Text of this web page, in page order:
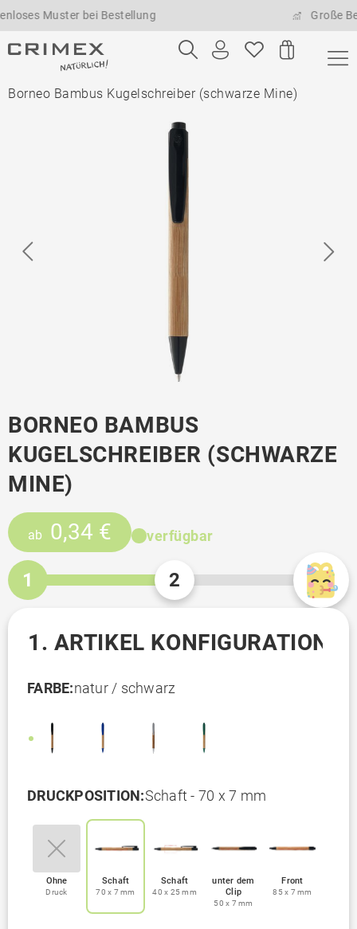
Muster bei Bestellung Große
Borneo Bambus Kugelschreiber (schwarze Mine)
BORNEO BAMBUS
KUGELSCHREIBER (SCHWARZE
MINE)
ab 0,34 € verfügbar
1 2
1. ARTIKEL KONFIGURATION
FARBE: natur / schwarz
DRUCKPOSITION:Schaft - 70 x 7 mm
Ohne
Druck
Schaft
70 x 7 mm
Schaft
40 x 25 mm
unter dem
Clip
50 x 7 mm
Front
85 x 7 mm